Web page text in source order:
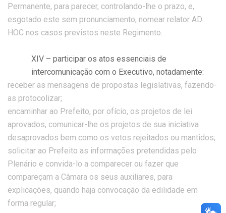
Permanente, para parecer, controlando-lhe o prazo, e,
esgotado este sem pronunciamento, nomear relator AD
HOC nos casos previstos neste Regimento.
XIV – participar os atos essenciais de
intercomunicação com o Executivo, notadamente:
receber as mensagens de propostas legislativas, fazendo-
as protocolizar;
encaminhar ao Prefeito, por ofício, os projetos de lei
aprovados, comunicar-lhe os projetos de sua iniciativa
desaprovados bem como os vetos rejeitados ou mantidos;
solicitar ao Prefeito as informações pretendidas pelo
Plenário e convida-lo a comparecer ou fazer que
compareçam a Câmara os seus auxiliares, para
explicações, quando haja convocação da edilidade em
forma regular;